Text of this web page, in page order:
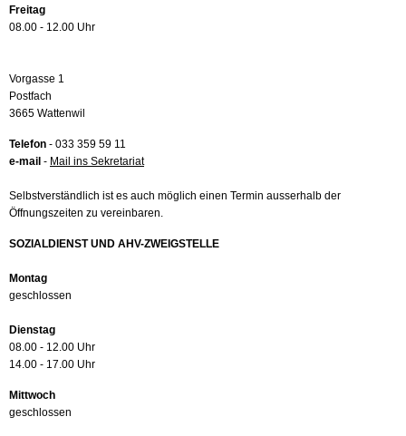
Freitag
08.00 - 12.00 Uhr
Vorgasse 1
Postfach
3665 Wattenwil
Telefon - 033 359 59 11
e-mail - Mail ins Sekretariat
Selbstverständlich ist es auch möglich einen Termin ausserhalb der
Öffnungszeiten zu vereinbaren.
SOZIALDIENST UND AHV-ZWEIGSTELLE
Montag
geschlossen
Dienstag
08.00 - 12.00 Uhr
14.00 - 17.00 Uhr
Mittwoch
geschlossen